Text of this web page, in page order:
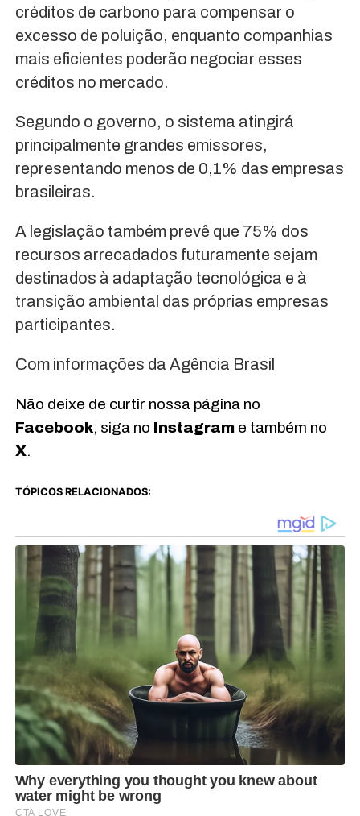
créditos de carbono para compensar o
excesso de poluição, enquanto companhias
mais eficientes poderão negociar esses
créditos no mercado.
Segundo o governo, o sistema atingirá
principalmente grandes emissores,
representando menos de 0,1% das empresas
brasileiras.
A legislação também prevê que 75% dos
recursos arrecadados futuramente sejam
destinados à adaptação tecnológica e à
transição ambiental das próprias empresas
participantes.
Com informações da Agência Brasil
Não deixe de curtir nossa página no
Facebook, siga no Instagrame também no
X.
TÓPICOS RELACIONADOS: